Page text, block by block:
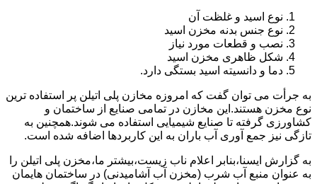
نوع اسید و غلظت آن
نوع جنس بدنه مخزن اسید
نصب و قطعات مورد نیاز
شکل ظاهری مخزن اسید
دما و دانسیته اسید بستگی دارد.
به جرأت می توان گفت که امروزه مخازن پلی اتیلن پر استفاده ترین
نوع مخزن هستند.این مخازن در تمامی صنایع از ساختمان و
کشاورزی گرفته تا صنایع شیمیایی استفاده می شوند.همچنین به
تازگی نیز جمع آوری آب باران به این کاربردها اضافه شده است.
به گزارش ایسنا،بنابر اعلام ناب زیست،بیشتر ما،مخزن پلی اتیلن را
به عنوان منبع آب شرب (مخزن آب آشامیدنی) در ساختمان هایمان